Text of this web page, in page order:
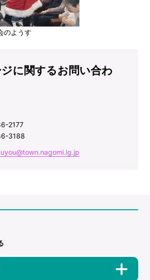
ようす
に関するお問い合わ
2177
3188